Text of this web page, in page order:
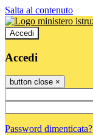
Salta al contenuto
Accedi
Accedi
button close ×
Password dimenticata?